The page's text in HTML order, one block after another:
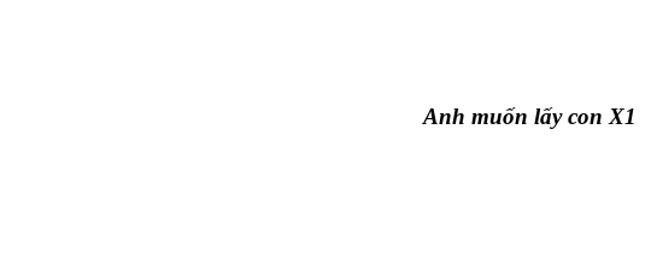
Anh muốn lấy con X1